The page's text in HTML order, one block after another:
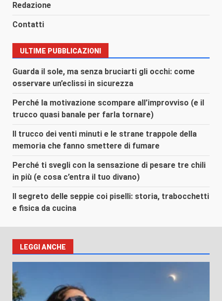
Redazione
Contatti
ULTIME PUBBLICAZIONI
Guarda il sole, ma senza bruciarti gli occhi: come
osservare un’eclissi in sicurezza
Perché la motivazione scompare all’improvviso (e il
trucco quasi banale per farla tornare)
Il trucco dei venti minuti e le strane trappole della
memoria che fanno smettere di fumare
Perché ti svegli con la sensazione di pesare tre chili
in più (e cosa c’entra il tuo divano)
Il segreto delle seppie coi piselli: storia, trabocchetti
e fisica da cucina
LEGGI ANCHE